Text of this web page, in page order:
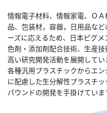
株式会社日本
情報電子材料、情報家電、Ｏ
品、包装材，容器，日用品な
ーズに応えるため、日本ピグ
色剤・添加剤配合技術、生産
高い研究開発活動を展開してい
各種汎用プラスチックからエ
に配慮した生分解性プラスチ
パウンドの開発を手掛けていま